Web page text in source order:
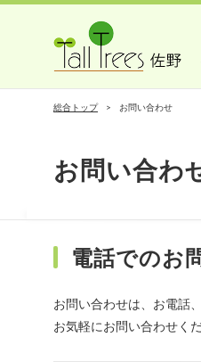
総合トップ お問い合わせ
お問い合わ
電話でのお
お問い合わせは、お電話
お気軽にお問い合わせくだ